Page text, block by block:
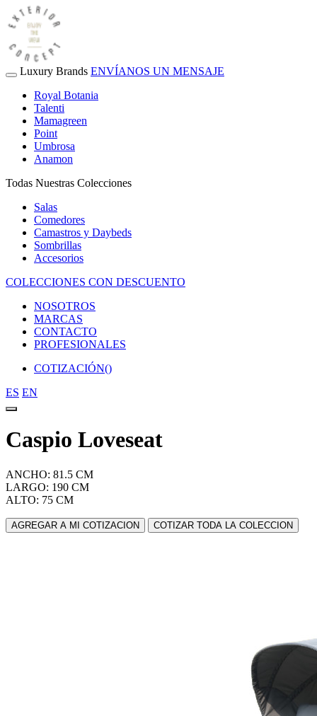
Luxury Brands ENVÍANOS UN MENSAJE
Royal Botania
Talenti
Mamagreen
Point
Umbrosa
Anamon
Todas Nuestras Colecciones
Salas
Comedores
Camastros y Daybeds
Sombrillas
Accesorios
COLECCIONES CON DESCUENTO
NOSOTROS
MARCAS
CONTACTO
PROFESIONALES
COTIZACIÓN()
ES EN
Caspio Loveseat
ANCHO: 81.5 CM
LARGO: 190 CM
ALTO: 75 CM
AGREGAR A MI COTIZACION COTIZAR TODA LA COLECCION